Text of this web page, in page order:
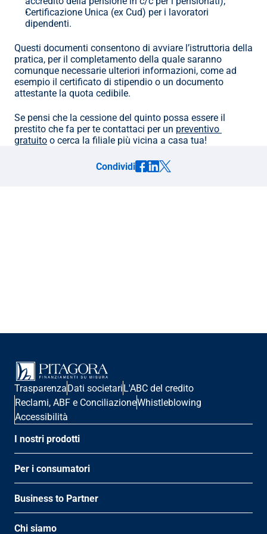
Certificazione Unica (ex Cud) per i lavoratori
dipendenti.
Questi documenti consentono di avviare l’istruttoria della
pratica, per il completamento della quale saranno
comunque necessarie ulteriori informazioni, come ad
esempio il certificato di stipendio o un documento
attestante la quota cedibile.
Se pensi che la cessione del quinto possa essere il
prestito che fa per te contattaci per un preventivo
gratuito o cerca la filiale più vicina a casa tua!
Condividi
TrasparenzaDati societariL'ABC del credito
Reclami, ABF e ConciliazioneWhistleblowing
Accessibilità
I nostri prodotti
Per i consumatori
Business to Partner
Chi siamo